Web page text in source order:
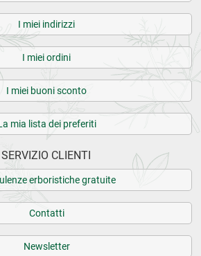
I miei indirizzi
I miei ordini
I miei buoni sconto
mia lista dei preferiti
SERVIZIO CLIENTI
erboristiche gratuite
Contatti
Newsletter